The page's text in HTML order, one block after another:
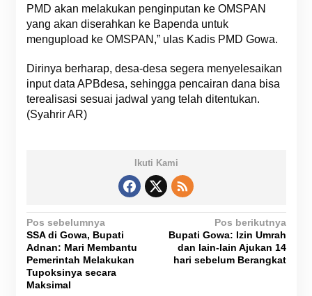
PMD akan melakukan penginputan ke OMSPAN
yang akan diserahkan ke Bapenda untuk
mengupload ke OMSPAN,” ulas Kadis PMD Gowa.
Dirinya berharap, desa-desa segera menyelesaikan
input data APBdesa, sehingga pencairan dana bisa
terealisasi sesuai jadwal yang telah ditentukan.
(Syahrir AR)
Ikuti Kami
N
a
v
i
Pos sebelumnya
SSA di Gowa, Bupati
Adnan: Mari Membantu
Pemerintah Melakukan
Tupoksinya secara
Maksimal
Pos berikutnya
Bupati Gowa: Izin Umrah
dan lain-lain Ajukan 14
hari sebelum Berangkat